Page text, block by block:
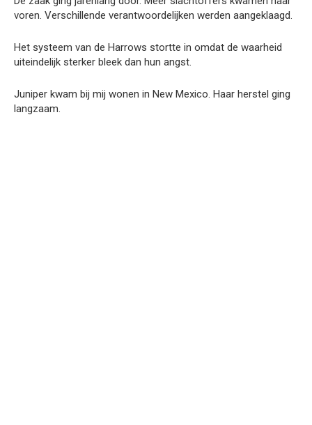
voren. Verschillende verantwoordelijken werden aangeklaagd.
Het systeem van de Harrows stortte in omdat de waarheid
uiteindelijk sterker bleek dan hun angst.
Juniper kwam bij mij wonen in New Mexico. Haar herstel ging
langzaam.